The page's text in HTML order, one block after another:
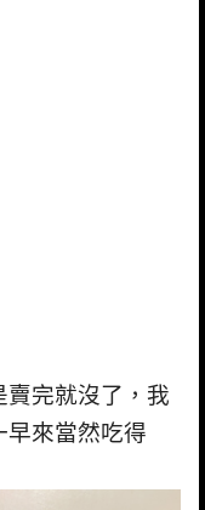
賣完就沒了，我
早來當然吃得